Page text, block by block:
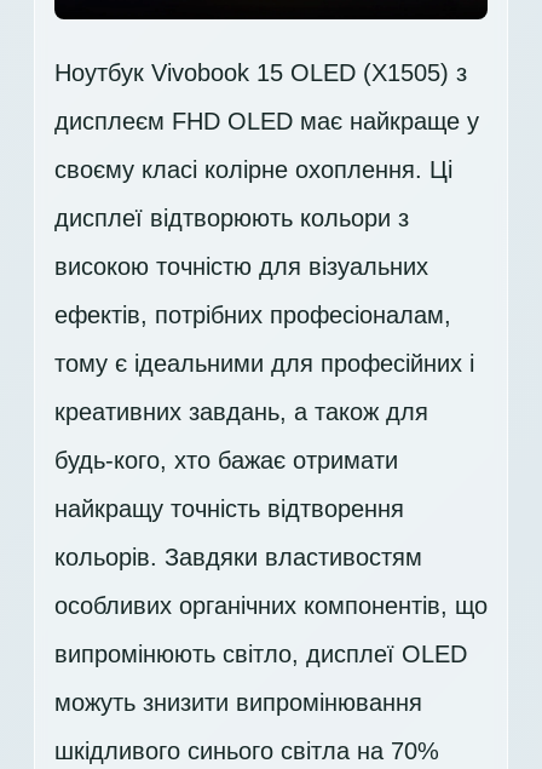
Ноутбук Vivobook 15 OLED (X1505) з
дисплеєм FHD OLED має найкраще у
своєму класі колірне охоплення. Ці
дисплеї відтворюють кольори з
високою точністю для візуальних
ефектів, потрібних професіоналам,
тому є ідеальними для професійних і
креативних завдань, а також для
будь-кого, хто бажає отримати
найкращу точність відтворення
кольорів. Завдяки властивостям
особливих органічних компонентів, що
випромінюють світло, дисплеї OLED
можуть знизити випромінювання
шкідливого синього світла на 70%